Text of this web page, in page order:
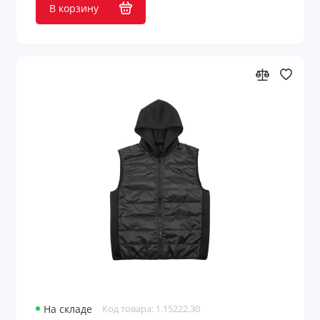
В корзину
На складе Код товара: 1.15222.30